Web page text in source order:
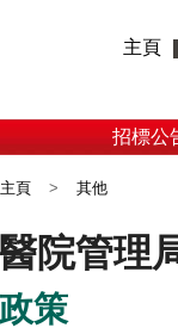
主頁
招標公
主頁 > 其他